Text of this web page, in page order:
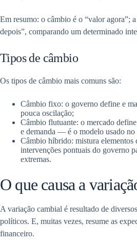
Em resumo: o câmbio é o “valor agora”;
depois”, comparando um determinado
Tipos de câmbio
Os tipos de câmbio mais comuns são:
Câmbio fixo: o governo define e
pouca oscilação;
Câmbio flutuante: o mercado
e demanda — é o modelo usado no
Câmbio híbrido: mistura elementos
intervenções pontuais do governo
extremas.
O que causa a
A variação cambial é resultado de
políticos. E, muitas vezes, resume as
financeiro.